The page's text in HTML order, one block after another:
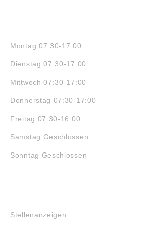
Montag 07:30-17:00
Dienstag 07:30-17:00
Mittwoch 07:30-17:00
Donnerstag 07:30-17:00
Freitag 07:30-16:00
Samstag Geschlossen
Sonntag Geschlossen
Stellenanzeigen